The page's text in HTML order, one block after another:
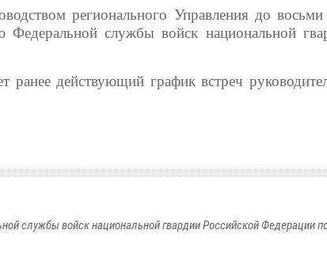
регионального Управления до
службы войск национальной
действующий график встреч
службы войск национальной гвардии Российской Федерации